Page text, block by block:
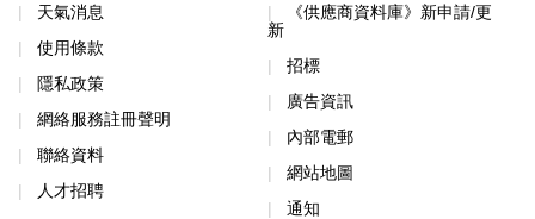
天氣消息
使用條款
隱私政策
網絡服務註冊聲明
聯絡資料
人才招聘
《供應商資料庫》新申請/更
新
招標
廣告資訊
內部電郵
網站地圖
通知